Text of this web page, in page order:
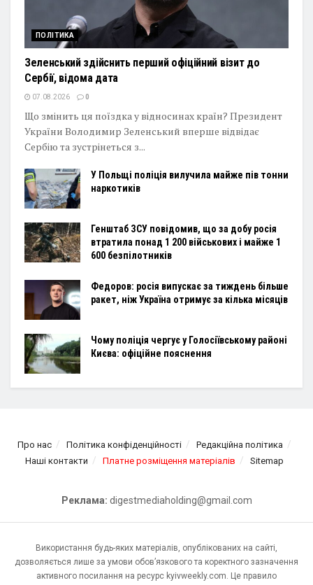
ПОЛІТИКА
Зеленський здійснить перший офіційний візит до
Сербії, відома дата
07.08.2026 0
Що змінить ця поїздка у відносинах країн? Президент
України Володимир Зеленський вперше відвідає
Сербію та зустрінеться з...
У Польщі поліція вилучила майже пів тонни
наркотиків
Генштаб ЗСУ повідомив, що за добу росія
втратила понад 1 200 військових і майже 1
600 безпілотників
Федоров: росія випускає за тиждень більше
ракет, ніж Україна отримує за кілька місяців
Чому поліція чергує у Голосіївському районі
Києва: офіційне пояснення
Про нас Політика конфіденційності
Редакційна політика
Наші контакти
Платне розміщення матеріалів Sitemap
Реклама: digestmediaholding@gmail.com
Використання будь-яких матеріалів, опублікованих на сайті,
дозволяється лише за умови обов’язкового та коректного зазначення
активного посилання на ресурс kyivweekly.com. Це правило